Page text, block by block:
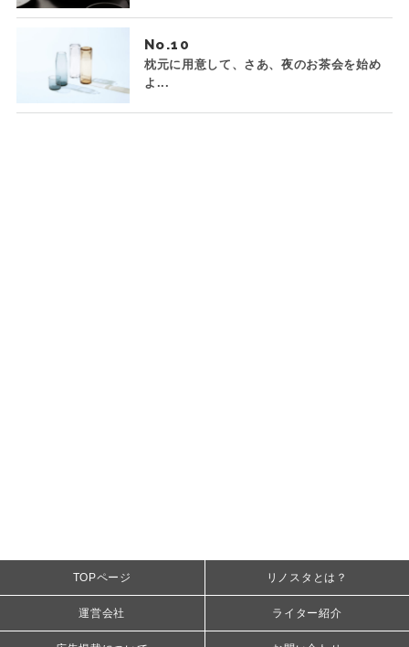
No.
枕元に用意して、さあ、夜のお茶会を始め
よ...
TOPページ リノスタとは？
運営会社 ライター紹介